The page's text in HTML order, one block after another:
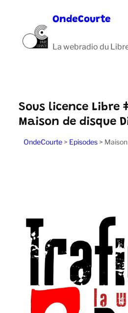
contenu
OndeCourte
La webradio du
Sous licence Libre
Maison de disque
OndeCourte > Episodes >